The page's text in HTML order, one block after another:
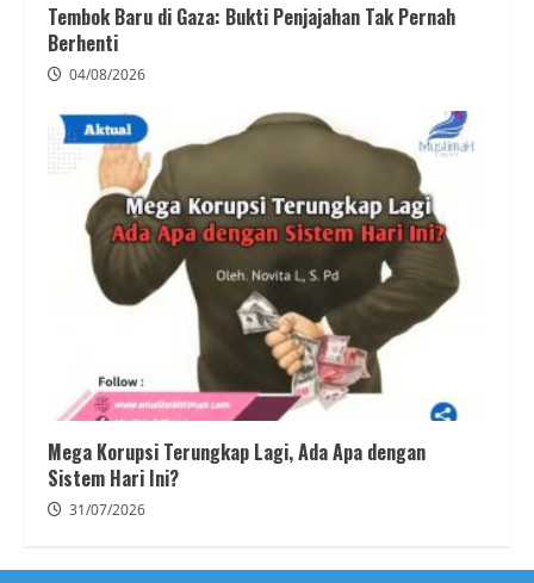
Tembok Baru di Gaza: Bukti Penjajahan Tak Pernah
Berhenti
04/08/2026
Mega Korupsi Terungkap Lagi, Ada Apa dengan
Sistem Hari Ini?
31/07/2026